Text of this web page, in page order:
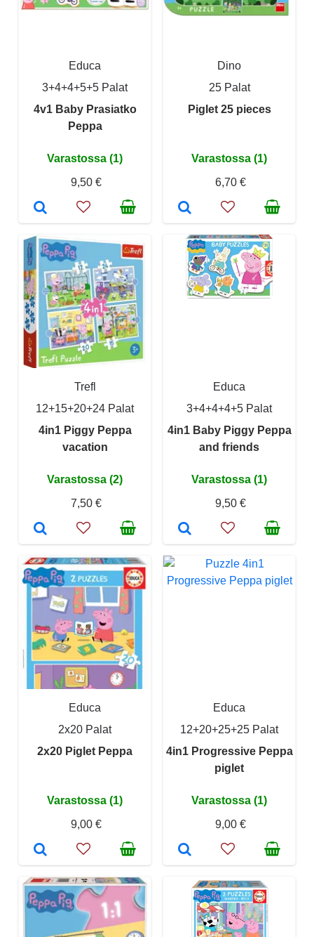
Educa
3+4+4+5+5 Palat
4v1 Baby Prasiatko
Peppa
Varastossa (1)
9,50 €
Dino
25 Palat
Piglet 25 pieces
Varastossa (1)
6,70 €
Trefl
12+15+20+24 Palat
4in1 Piggy Peppa
vacation
Varastossa (2)
7,50 €
Educa
3+4+4+4+5 Palat
4in1 Baby Piggy Peppa
and friends
Varastossa (1)
9,50 €
Educa
2x20 Palat
2x20 Piglet Peppa
Varastossa (1)
9,00 €
Educa
12+20+25+25 Palat
4in1 Progressive Peppa
piglet
Varastossa (1)
9,00 €